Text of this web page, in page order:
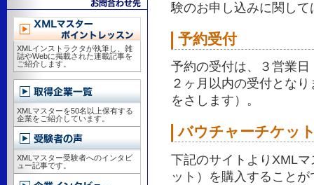
験のお申し込みに関して
予約受付
予約の受付は、３営業
２ヶ月以内の受付とな
をさします）。
バウチャーチケッ
下記のサイトよりXML
ット）を購入すること
XMLインストラクタが執筆し、雑
誌やWebに掲載された連載記事を
ご紹介します。
XMLマスターを50名以上保有する
企業をご紹介しています。
XMLマスター受験者へのインタビ
ュー記事です。